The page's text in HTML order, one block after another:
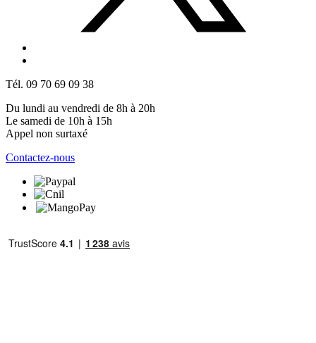
Tél. 09 70 69 09 38
Du lundi au vendredi de 8h à 20h
Le samedi de 10h à 15h
Appel non surtaxé
Contactez-nous